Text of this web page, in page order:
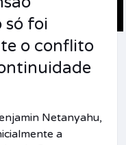
só foi
o conflito
Netanyahu,
a